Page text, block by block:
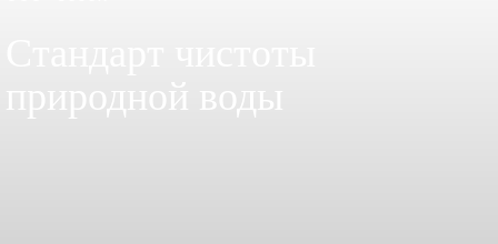
природной воды